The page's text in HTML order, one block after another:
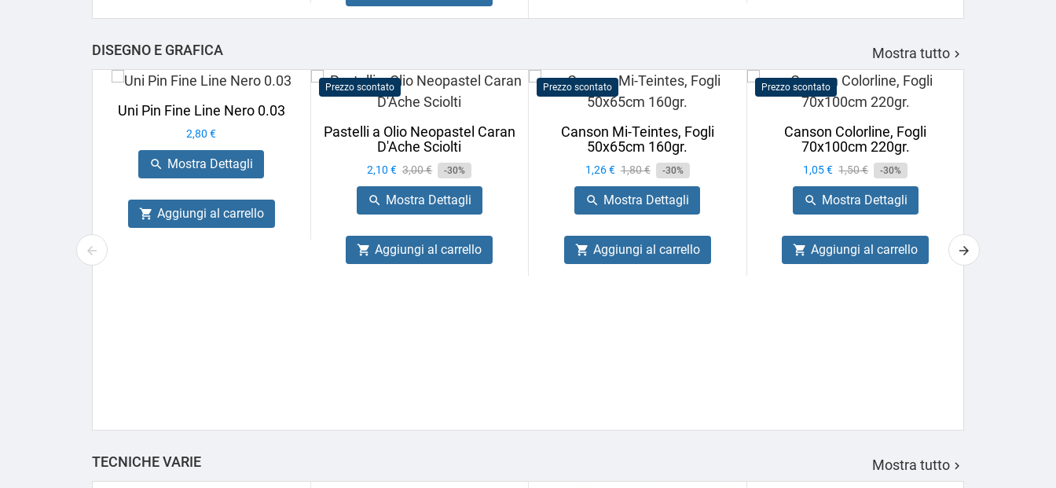
DISEGNO E GRAFICA Mostra tutto 
Uni Pin Fine Line Nero 0.03
Prezzo
2,80 €
 Mostra Dettagli
 Aggiungi al carrello
Prezzo scontato
Pastelli a Olio Neopastel Caran
D'Ache Sciolti
Prezzo
2,10 € Prezzo
base
3,00 € -30%
 Mostra Dettagli
 Aggiungi al carrello
Prezzo scontato
Canson Mi-Teintes, Fogli
50x65cm 160gr.
Prezzo
1,26 € Prezzo
base
1,80 € -30%
 Mostra Dettagli
 Aggiungi al carrello
Prezzo scontato
Canson Colorline, Fogli
70x100cm 220gr.
Prezzo
1,05 € Prezzo
base
1,50 € -30%
 Mostra Dettagli
 Aggiungi al carrello
TECNICHE VARIE Mostra tutto 